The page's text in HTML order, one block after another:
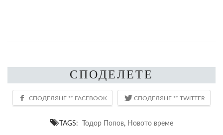
СПОДЕЛЕТЕ
TAGS: Тодор Попов, Новото време